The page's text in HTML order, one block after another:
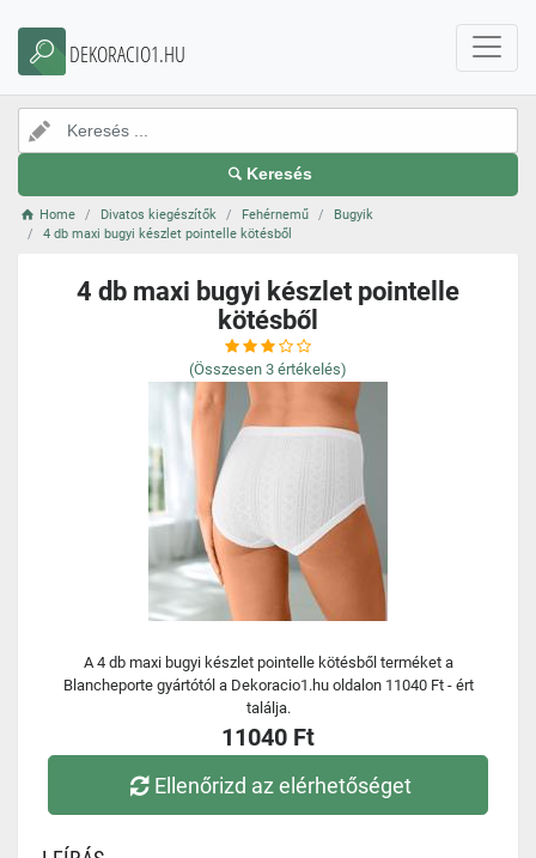
DEKORACIO1.HU
Keresés
Home Divatos kiegészítők Fehérnemű
Bugyik
4 db maxi bugyi készlet pointelle kötésből
4 db maxi bugyi készlet pointelle
kötésből
(Összesen 3 értékelés)
A 4 db maxi bugyi készlet pointelle kötésből terméket a
Blancheporte gyártótól a Dekoracio1.hu oldalon 11040 Ft - ért
találja.
11040 Ft
Ellenőrizd az elérhetőséget